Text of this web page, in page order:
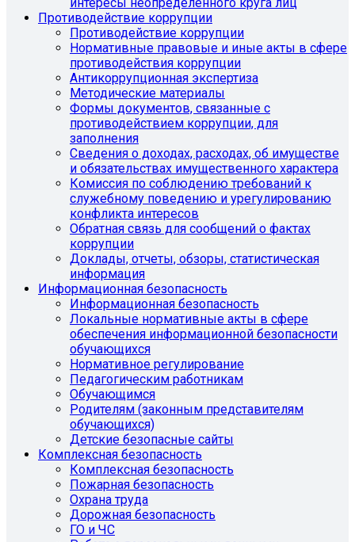
Противодействие коррупции
Противодействие коррупции
Нормативные правовые и иные акты в сфере
противодействия коррупции
Антикоррупционная экспертиза
Методические материалы
Формы документов, связанные с
противодействием коррупции, для
заполнения
Сведения о доходах, расходах, об имуществе
и обязательствах имущественного характера
Комиссия по соблюдению требований к
служебному поведению и урегулированию
конфликта интересов
Обратная связь для сообщений о фактах
коррупции
Доклады, отчеты, обзоры, статистическая
информация
Информационная безопасность
Информационная безопасность
Локальные нормативные акты в сфере
обеспечения информационной безопасности
обучающихся
Нормативное регулирование
Педагогическим работникам
Обучающимся
Родителям (законным представителям
обучающихся)
Детские безопасные сайты
Комплексная безопасность
Комплексная безопасность
Пожарная безопасность
Охрана труда
Дорожная безопасность
ГО и ЧС